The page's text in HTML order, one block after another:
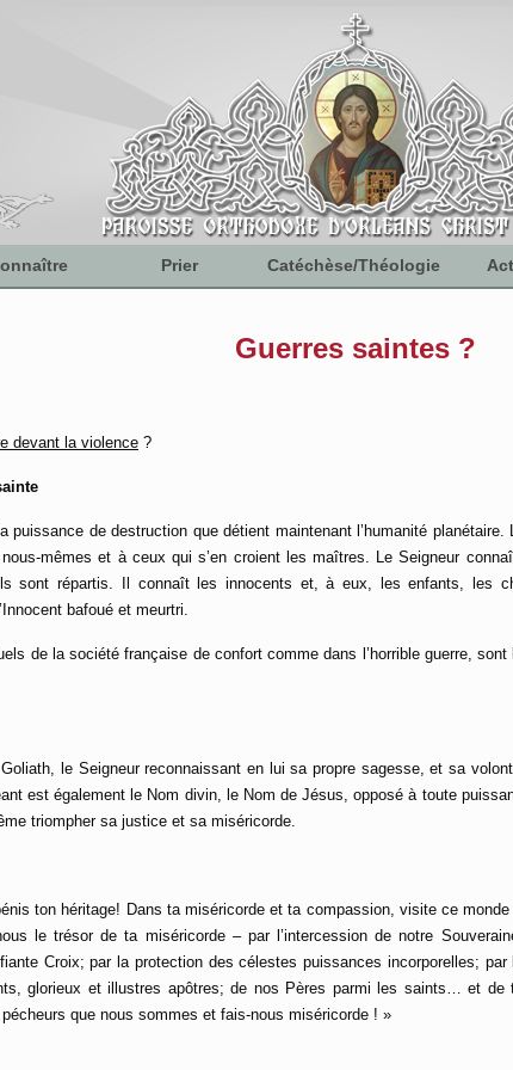
Prier Catéchèse/Théologie
Guerres saintes ?
devant la violence ?
puissance de destruction que détient maintenant l’humanité
nous-mêmes et à ceux qui s’en croient les maîtres. Le Seigneur
sont répartis. Il connaît les innocents et, à eux, les enfants, les
bafoué et meurtri.
de la société française de confort comme dans l’horrible guerre,
le Seigneur reconnaissant en lui sa propre sagesse, et sa
est également le Nom divin, le Nom de Jésus, opposé à toute
triompher sa justice et samiséricorde.
ton héritage! Dans ta miséricorde et ta compassion, visite ce
le trésor de ta miséricorde – par l’intercession de notre
Croix; par la protection des célestes puissances incorporelles;
glorieux et illustres apôtres; de nos Pères parmi les saints… et de
que nous sommes et fais-nous miséricorde ! »